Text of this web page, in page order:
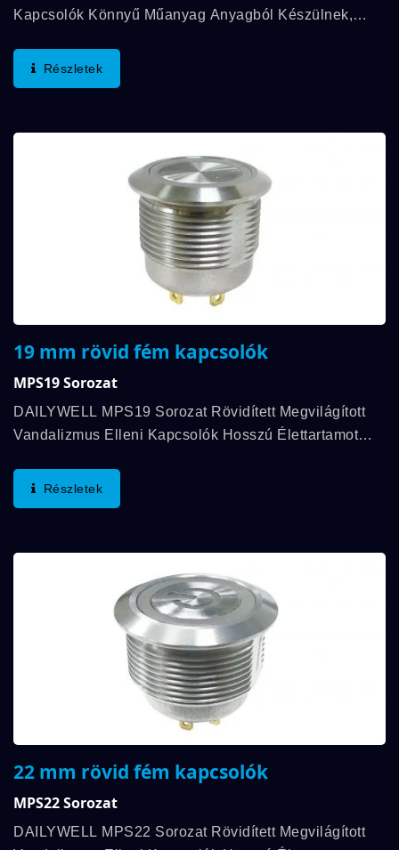
Kapcsolók Könnyű Műanyag Anyagból Készülnek,
Faragott Mintával Testreszabhatók, És Rendelkeznek...
Részletek
19 mm rövid fém kapcsolók
MPS19 Sorozat
DAILYWELL MPS19 Sorozat Rövidített Megvilágított
Vandalizmus Elleni Kapcsolók Hosszú Élettartamot
Ciklusig És Elektromos Élettartam Akár 200 000
Ciklusig....
Részletek
22 mm rövid fém kapcsolók
MPS22 Sorozat
DAILYWELL MPS22 Sorozat Rövidített Megvilágított